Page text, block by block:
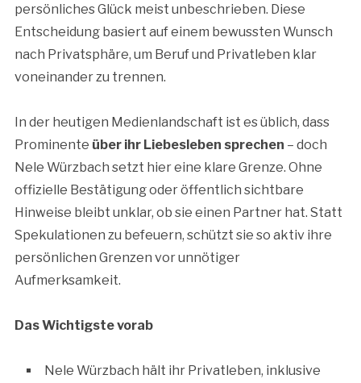
persönliches Glück meist unbeschrieben. Diese
Entscheidung basiert auf einem bewussten Wunsch
nach Privatsphäre, um Beruf und Privatleben klar
voneinander zu trennen.
In der heutigen Medienlandschaft ist es üblich, dass
Prominente über ihr Liebesleben sprechen – doch
Nele Würzbach setzt hier eine klare Grenze. Ohne
offizielle Bestätigung oder öffentlich sichtbare
Hinweise bleibt unklar, ob sie einen Partner hat. Statt
Spekulationen zu befeuern, schützt sie so aktiv ihre
persönlichen Grenzen vor unnötiger
Aufmerksamkeit.
Das Wichtigste vorab
Nele Würzbach hält ihr Privatleben, inklusive